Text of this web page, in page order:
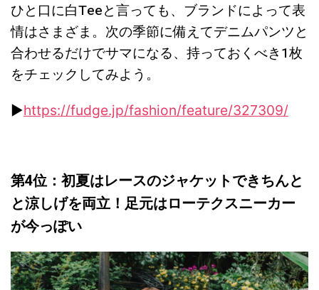
ひと口に白Teeと言っても、ブランドによって表
情はさまざま。次の季節に備えてデニムパンツと
合わせるだけでサマになる、持っておくべき1枚
をチェックしてみよう。
▶︎https://fudge.jp/fashion/feature/327309/
第4位：初夏はレースのジャケットできちんと
と涼しげを両立！足元はローテクスニーカー
が今っぽい